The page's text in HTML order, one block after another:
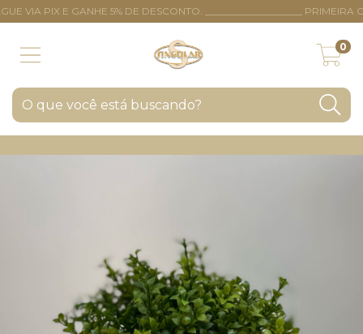
VIA PIX E GANHE 5% DE DESCONTO. ____________________ PRIMEIRA
0